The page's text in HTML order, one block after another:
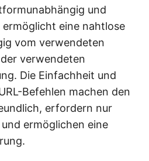
und
eine nahtlose
vom verwendeten
verwendeten
Die Einfachheit und
Befehlen machen den
erfordern nur
ermöglichen eine